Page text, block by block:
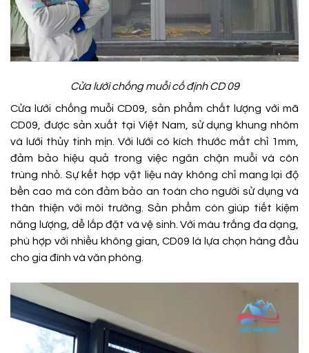
Cửa lưới chống muỗi cố định CD 09
Cửa lưới chống muỗi CD09, sản phẩm chất lượng với mã
CD09, được sản xuất tại Việt Nam, sử dụng khung nhôm
và lưới thủy tinh mịn. Với lưới có kích thước mắt chỉ 1mm,
đảm bảo hiệu quả trong việc ngăn chặn muỗi và côn
trùng nhỏ. Sự kết hợp vật liệu này không chỉ mang lại độ
bền cao mà còn đảm bảo an toàn cho người sử dụng và
thân thiện với môi trường. Sản phẩm còn giúp tiết kiệm
năng lượng, dễ lắp đặt và vệ sinh. Với màu trắng đa dạng,
phù hợp với nhiều không gian, CD09 là lựa chọn hàng đầu
cho gia đình và văn phòng.